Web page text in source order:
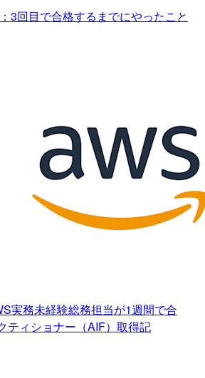
3回目で合格するまでにやったこと
実務未経験総務担当が1週間で合
ティショナー（AIF）取得記